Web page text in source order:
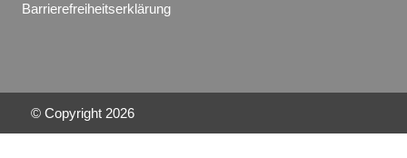
Barrierefreiheitserklärung
© Copyright 2026